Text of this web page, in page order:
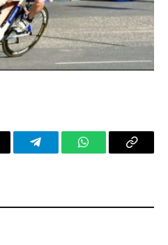
TelegramWhatsAppCopy